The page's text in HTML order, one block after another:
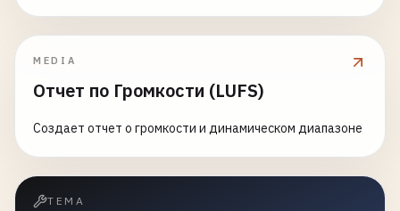
MEDIA
Отчет по Громкости (LUFS)
Создает отчет о громкости и динамическом диапазоне
ТЕМА